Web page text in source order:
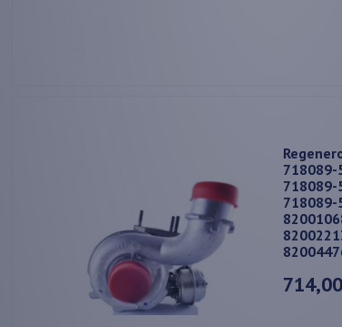
718089-
718089-
718089-